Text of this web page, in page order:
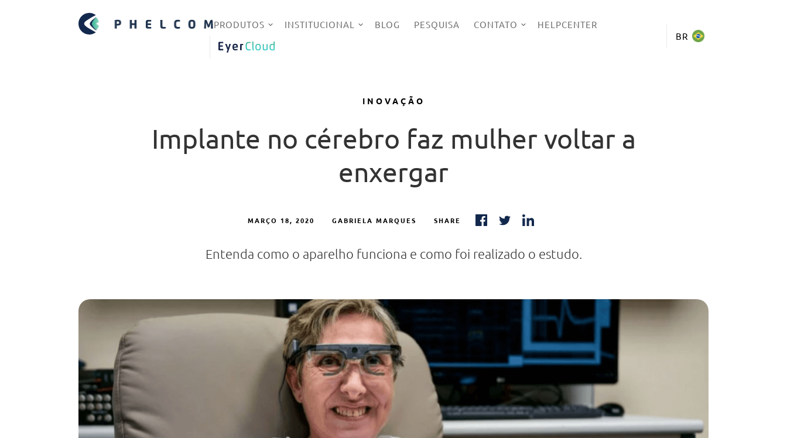
PRODUTOS INSTITUCIONAL BLOG PESQUISA CONTATO HELPCENTER
EYERCLOUD
BR
INOVAÇÃO
Implante no cérebro faz mulher voltar a
enxergar
MARÇO 18, 2020 GABRIELA MARQUES SHARE
Entenda como o aparelho funciona e como foi realizado o estudo.